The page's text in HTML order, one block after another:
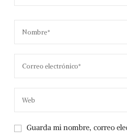
Guarda mi nombre, correo